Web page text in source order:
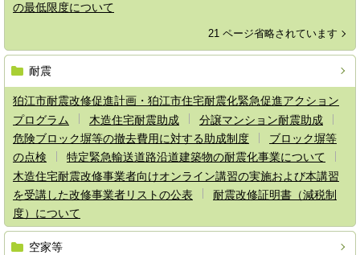
の最低限度について
21 ページ省略されています
耐震
狛江市耐震改修促進計画・狛江市住宅耐震化緊急促進アクション
プログラム
木造住宅耐震助成
分譲マンション耐震助成
危険ブロック塀等の撤去費用に対する助成制度
ブロック塀等
の点検
特定緊急輸送道路沿道建築物の耐震化事業について
木造住宅耐震改修事業者向けオンライン講習の実施および本講習
を受講した改修事業者リストの公表
耐震改修証明書（減税制
度）について
空家等